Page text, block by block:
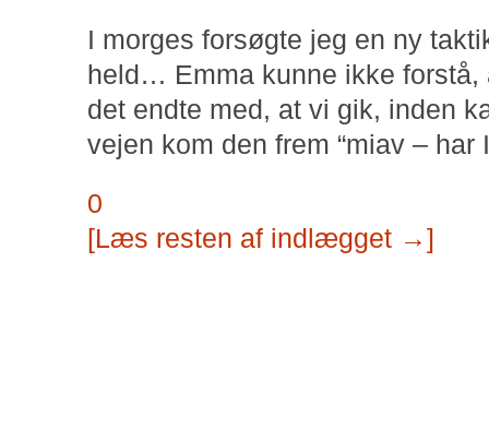
I morges forsøgte jeg en ny
held… Emma kunne ikke
det endte med, at vi gik, inden
vejen kom den frem “miav –
0
[Læs resten af indlægget →]